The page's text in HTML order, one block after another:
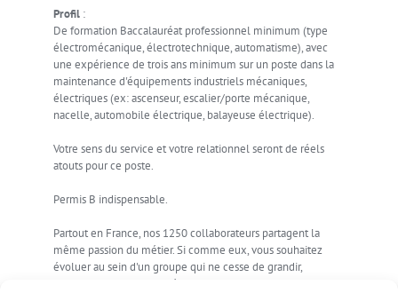
Profil :
De formation Baccalauréat professionnel minimum (type
électromécanique, électrotechnique, automatisme), avec
une expérience de trois ans minimum sur un poste dans la
maintenance d'équipements industriels mécaniques,
électriques (ex: ascenseur, escalier/porte mécanique,
nacelle, automobile électrique, balayeuse électrique).
Votre sens du service et votre relationnel seront de réels
atouts pour ce poste.
Permis B indispensable.
Partout en France, nos 1250 collaborateurs partagent la
même passion du métier. Si comme eux, vous souhaitez
évoluer au sein d'un groupe qui ne cesse de grandir,
rejoignez la communauté Jungheinrich !